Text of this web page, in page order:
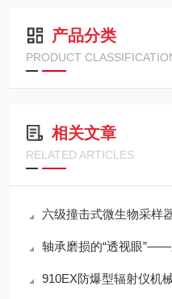
产品分类
PRODUCT
相关文章
RELATED ARTICLES
六级撞击式微生物采样器在
轴承磨损的“透视眼”——新宇宙
910EX防爆型辐射仪机